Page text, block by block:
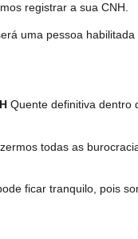
registrar a sua CNH.
uma pessoa habilitada
Quente definitiva dentro
todas as
ficar tranquilo, pois